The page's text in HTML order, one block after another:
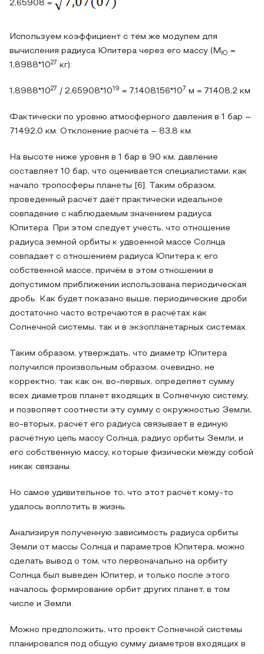
2,65908 =
Используем коэффициент с тем же модулем для
вычисления радиуса Юпитера через его массу (М Ю =
1,8988*1027 кг):
1,8988*1027 / 2,65908*10 19 = 7,1408156*10 7 м = 71408,2 км
Фактически по уровню атмосферного давления в 1 бар –
71492,0 км. Отклонение расчёта – 83,8 км.
На высоте ниже уровня в 1 бар в 90 км, давление
составляет 10 бар, что оценивается специалистами, как
начало тропосферы планеты [6]. Таким образом,
проведенный расчёт даёт практически идеальное
совпадение с наблюдаемым значением радиуса
Юпитера. При этом следует учесть, что отношение
радиуса земной орбиты к удвоенной массе Солнца
совпадает с отношением радиуса Юпитера к его
собственной массе, причём в этом отношении в
допустимом приближении использована периодическая
дробь. Как будет показано выше, периодические дроби
достаточно часто встречаются в расчётах как
Солнечной системы, так и в экзопланетарных системах.
Таким образом, утверждать, что диаметр Юпитера
получился произвольным образом, очевидно, не
корректно, так как он, во-первых, определяет сумму
всех диаметров планет входящих в Солнечную систему,
и позволяет соотнести эту сумму с окружностью Земли,
во-вторых, расчёт его радиуса связывает в единую
расчётную цепь массу Солнца, радиус орбиты Земли, и
его собственную массу, которые физически между собой
никак связаны.
Но самое удивительное то, что этот расчёт кому-то
удалось воплотить в жизнь.
Анализируя полученную зависимость радиуса орбиты
Земли от массы Солнца и параметров Юпитера, можно
сделать вывод о том, что первоначально на орбиту
Солнца был выведен Юпитер, и только после этого
началось формирование орбит других планет, в том
числе и Земли.
Можно предположить, что проект Солнечной системы
планировался под общую сумму диаметров входящих в